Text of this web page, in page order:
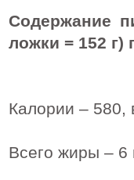
Содержание
ложки = 152 г)
Калории – 580,
Всего жиры – 6